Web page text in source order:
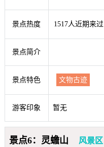
景点热度 1517人近期来过
景点简介
景点特色 文物古迹
游客印象 暂无
景点6：灵蟾山 风景区